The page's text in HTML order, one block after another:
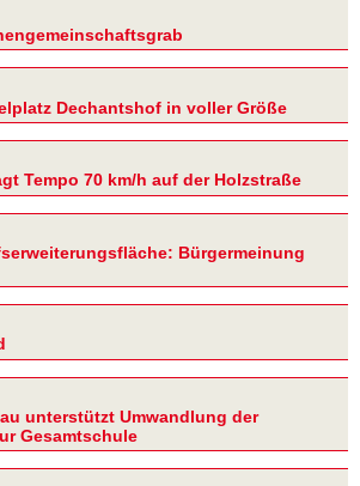
Dechantshof in voller Größe
Tempo 70 km/h auf der Holzstraße
Bürgermeinung
unterstützt Umwandlung der
Gesamtschule